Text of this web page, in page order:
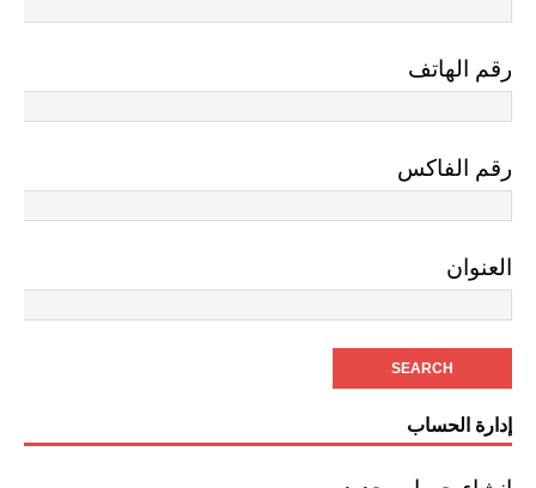
رقم الهاتف
رقم الفاكس
العنوان
إدارة الحساب